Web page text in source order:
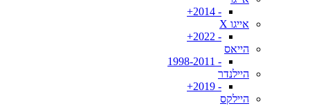
- 2014+
אייגו X
- 2022+
הייאס
- 1998-2011
היילנדר
- 2019+
היילקס